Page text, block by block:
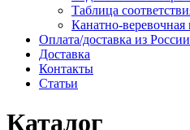
Таблица
Канатно-веревочная
Оплата/доставка из России
Доставка
Контакты
Статьи
Каталог